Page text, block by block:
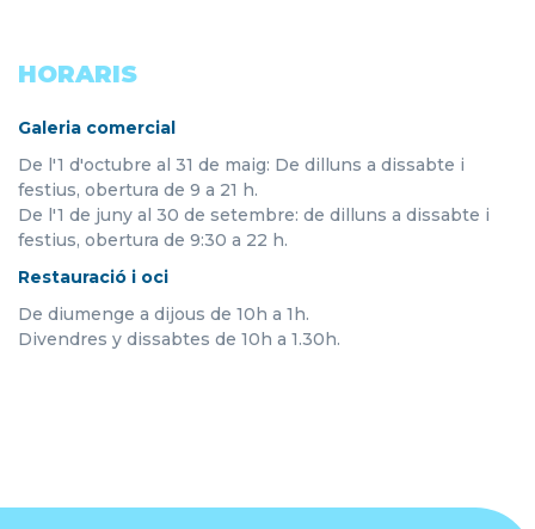
HORARIS
Galeria comercial
De l'1 d'octubre al 31 de maig: De dilluns a dissabte i
festius, obertura de 9 a 21 h.
De l'1 de juny al 30 de setembre: de dilluns a dissabte i
festius, obertura de 9:30 a 22 h.
Restauració i oci
De diumenge a dijous de 10h a 1h.
Divendres y dissabtes de 10h a 1.30h.